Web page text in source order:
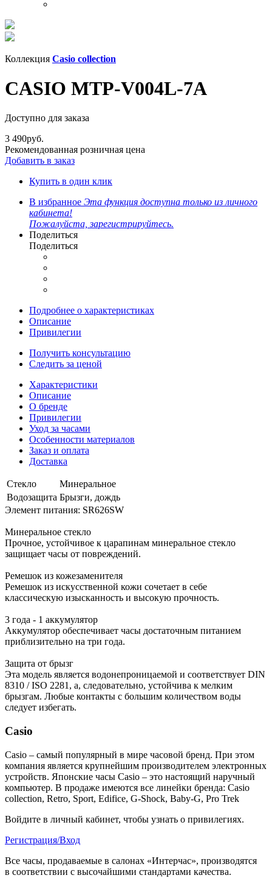
Коллекция Casio collection
CASIO MTP-V004L-7A
Доступно для заказа
3 490руб.
Рекомендованная розничная цена
Добавить в заказ
Купить в один клик
В избранное Эта функция доступна только из личного
кабинета!
Пожалуйста, зарегистрируйтесь.
Поделиться
Поделиться
Подробнее о характеристиках
Описание
Привилегии
Получить консультацию
Следить за ценой
Характеристики
Описание
О бренде
Привилегии
Уход за часами
Особенности материалов
Заказ и оплата
Доставка
Стекло
Минеральное
Водозащита Брызги, дождь
Элемент питания: SR626SW
Минеральное стекло
Прочное, устойчивое к царапинам минеральное стекло
защищает часы от повреждений.
Ремешок из кожезаменителя
Ремешок из искусственной кожи сочетает в себе
классическую изысканность и высокую прочность.
3 года - 1 аккумулятор
Аккумулятор обеспечивает часы достаточным питанием
приблизительно на три года.
Защита от брызг
Эта модель является водонепроницаемой и соответствует DIN
8310 / ISO 2281, а, следовательно, устойчива к мелким
брызгам. Любые контакты с большим количеством воды
следует избегать.
Casio
Casio – самый популярный в мире часовой бренд. При этом
компания является крупнейшим производителем электронных
устройств. Японские часы Casio – это настоящий наручный
компьютер. В продаже имеются все линейки бренда: Casio
collection, Retro, Sport, Edifice, G-Shock, Baby-G, Pro Trek
Войдите в личный кабинет, чтобы узнать о привилегиях.
Регистрация/Вход
Все часы, продаваемые в салонах «Интерчас», производятся
в соответствии с высочайшими стандартами качества.